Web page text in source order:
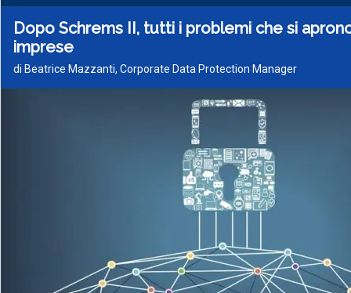
Dopo Schrems II, tutti i problemi che si
imprese
di Beatrice Mazzanti, Corporate Data Protection Manager